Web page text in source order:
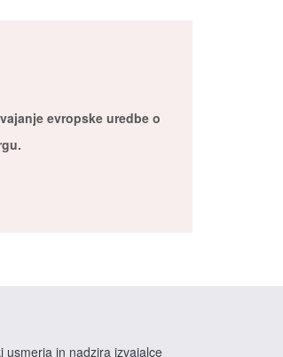
evropske uredbe o
usmerja in nadzira izvajalce